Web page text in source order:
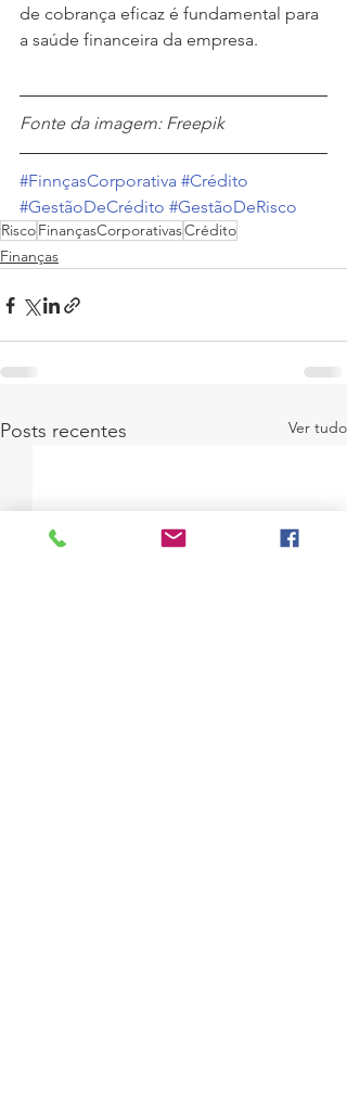
de cobrança eficaz é fundamental para
a saúde financeira da empresa.
Fonte da imagem: Freepik
#FinnçasCorporativa #Crédito
#GestãoDeCrédito #GestãoDeRisco
RiscoFinançasCorporativasCrédito
Finanças
Posts recentes Ver tudo